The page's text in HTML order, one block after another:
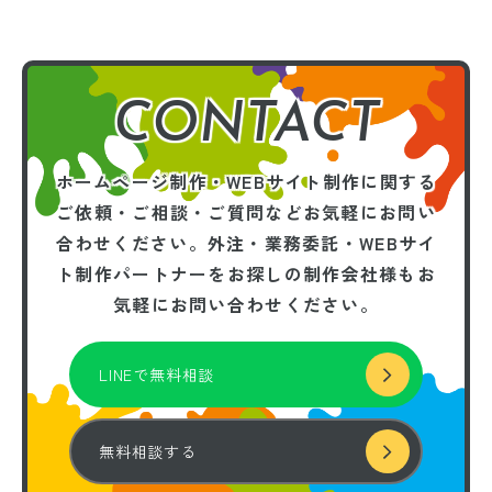
CONTACT
ホームページ制作・WEBサイト制作に関する
ご依頼・ご相談・ご質問などお気軽にお問い
合わせください。 外注・業務委託・WEBサイ
ト制作パートナーを お探しの制作会社様もお
気軽にお問い合わせください。
LINEで無料相談
無料相談する